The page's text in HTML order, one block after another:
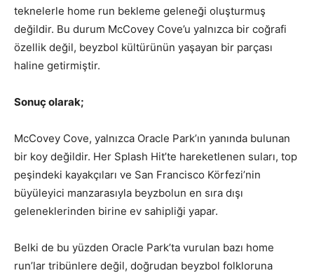
teknelerle home run bekleme geleneği oluşturmuş
değildir. Bu durum McCovey Cove’u yalnızca bir coğrafi
özellik değil, beyzbol kültürünün yaşayan bir parçası
haline getirmiştir.
Sonuç olarak;
McCovey Cove, yalnızca Oracle Park’ın yanında bulunan
bir koy değildir. Her Splash Hit’te hareketlenen suları, top
peşindeki kayakçıları ve San Francisco Körfezi’nin
büyüleyici manzarasıyla beyzbolun en sıra dışı
geleneklerinden birine ev sahipliği yapar.
Belki de bu yüzden Oracle Park’ta vurulan bazı home
run’lar tribünlere değil, doğrudan beyzbol folkloruna